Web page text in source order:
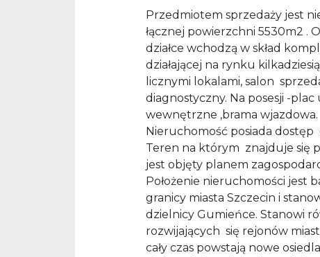
Przedmiotem sprzedaży jest
łącznej powierzchni 5530m2 .
działce wchodzą w skład
działającej na rynku
licznymi lokalami, salon
diagnostyczny. Na posesji -
wewnętrzne ,brama wjazdowa.
Nieruchomość posiada
Teren na którym znajduje się
jest objęty planem
Położenie nieruchomości jest
granicy miasta Szczecin i
dzielnicy Gumieńce. Stanowi
rozwijających się rejonów
cały czas powstają nowe